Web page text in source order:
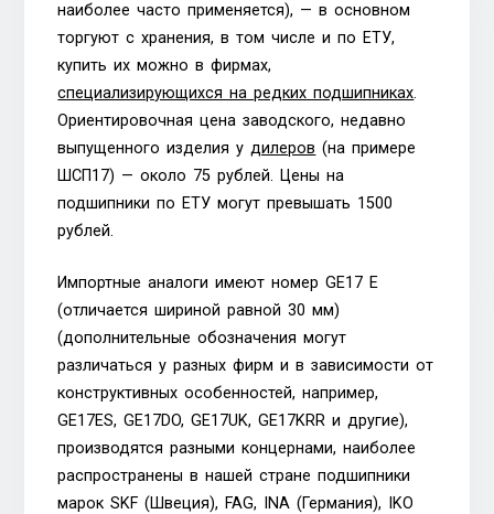
наиболее часто применяется), — в основном
торгуют с хранения, в том числе и по ЕТУ,
купить их можно в фирмах,
специализирующихся на редких подшипниках.
Ориентировочная цена заводского, недавно
выпущенного изделия удилеров (на примере
ШСП17) — около 75 рублей. Цены на
подшипники по ЕТУ могут превышать 1500
рублей.
Импортные аналоги имеют номер GE17 E
(отличается шириной равной 30 мм)
(дополнительные обозначения могут
различаться у разных фирм и в зависимости от
конструктивных особенностей, например,
GE17ES, GE17DO, GE17UK, GE17KRR и другие),
производятся разными концернами, наиболее
распространены в нашей стране подшипники
марок SKF (Швеция), FAG, INA (Германия), IKO